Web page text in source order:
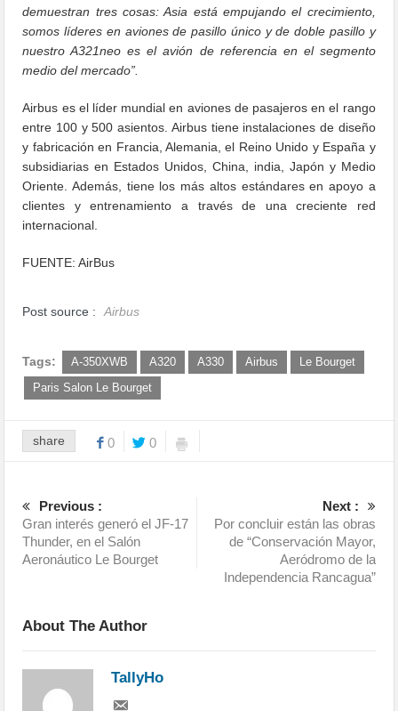
demuestran tres cosas: Asia está empujando el crecimiento,
somos líderes en aviones de pasillo único y de doble pasillo y
nuestro A321neo es el avión de referencia en el segmento
medio del mercado”.
Airbus es el líder mundial en aviones de pasajeros en el rango
entre 100 y 500 asientos. Airbus tiene instalaciones de diseño
y fabricación en Francia, Alemania, el Reino Unido y España y
subsidiarias en Estados Unidos, China, india, Japón y Medio
Oriente. Además, tiene los más altos estándares en apoyo a
clientes y entrenamiento a través de una creciente red
internacional.
FUENTE: AirBus
Post source : Airbus
Tags: A-350XWB A320 A330 Airbus
Le Bourget
Paris Salon Le Bourget
share 0 0
Previous :
Gran interés generó el JF-17
Thunder, en el Salón
Aeronáutico Le Bourget
Next :
Por concluir están las obras
de “Conservación Mayor,
Aeródromo de la
Independencia Rancagua”
About The Author
TallyHo